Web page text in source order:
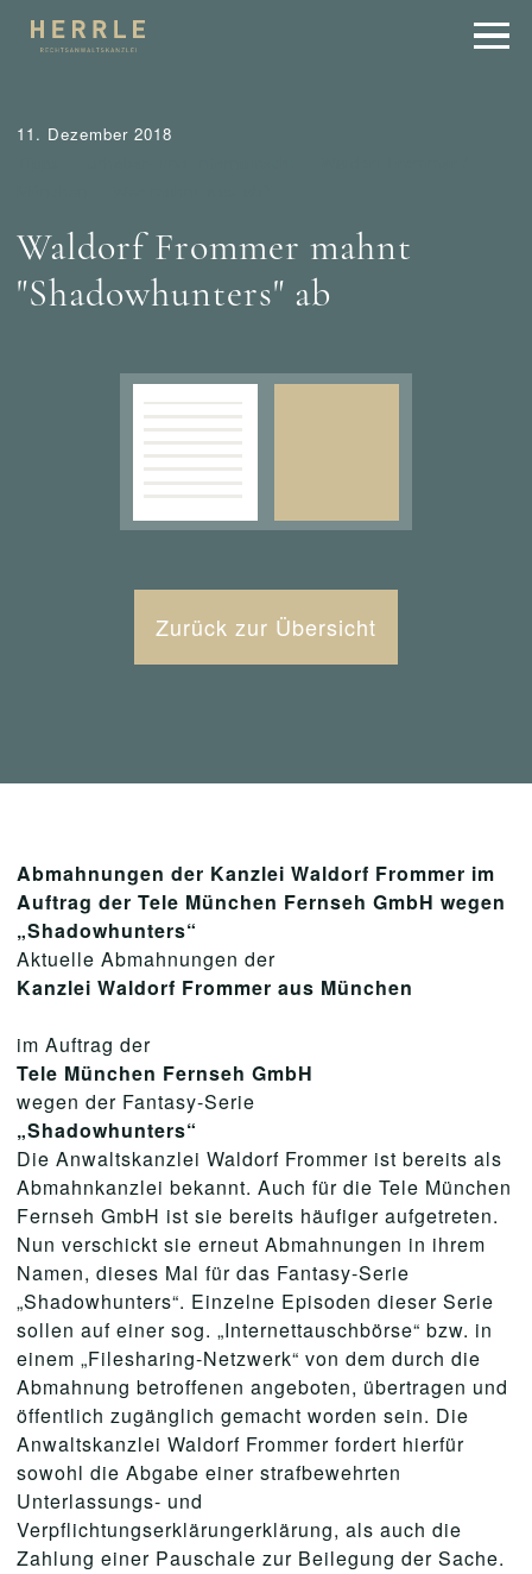
11. Dezember 2018
Waldorf Frommer mahnt
"Shadowhunters" ab
Zurück zur Übersicht
Abmahnungen der Kanzlei Waldorf Frommer im
Auftrag der Tele München Fernseh GmbH wegen
„Shadowhunters“
Aktuelle Abmahnungen der
Kanzlei Waldorf Frommer aus München
im Auftrag der
Tele München Fernseh GmbH
wegen der Fantasy-Serie
„Shadowhunters“
Die Anwaltskanzlei Waldorf Frommer ist bereits als
Abmahnkanzlei bekannt. Auch für die Tele München
Fernseh GmbH ist sie bereits häufiger aufgetreten.
Nun verschickt sie erneut Abmahnungen in ihrem
Namen, dieses Mal für das Fantasy-Serie
„Shadowhunters“. Einzelne Episoden dieser Serie
sollen auf einer sog. „Internettauschbörse“ bzw. in
einem „Filesharing-Netzwerk“ von dem durch die
Abmahnung betroffenen angeboten, übertragen und
öffentlich zugänglich gemacht worden sein. Die
Anwaltskanzlei Waldorf Frommer fordert hierfür
sowohl die Abgabe einer strafbewehrten
Unterlassungs- und
Verpflichtungserklärungerklärung, als auch die
Zahlung einer Pauschale zur Beilegung der Sache.